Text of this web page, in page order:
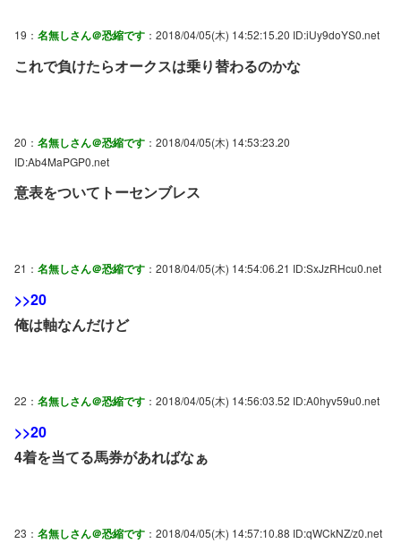
19： 名無しさん＠恐縮です ：2018/04/05(木) 14:52:15.20 ID:iUy9doYS0.net
これで負けたらオークスは乗り替わるのかな
20： 名無しさん＠恐縮です ：2018/04/05(木) 14:53:23.20
ID:Ab4MaPGP0.net
意表をついてトーセンブレス
21： 名無しさん＠恐縮です ：2018/04/05(木) 14:54:06.21 ID:SxJzRHcu0.net
>>20
俺は軸なんだけど
22： 名無しさん＠恐縮です ：2018/04/05(木) 14:56:03.52 ID:A0hyv59u0.net
>>20
4着を当てる馬券があればなぁ
23： 名無しさん＠恐縮です ：2018/04/05(木) 14:57:10.88 ID:qWCkNZ/z0.net